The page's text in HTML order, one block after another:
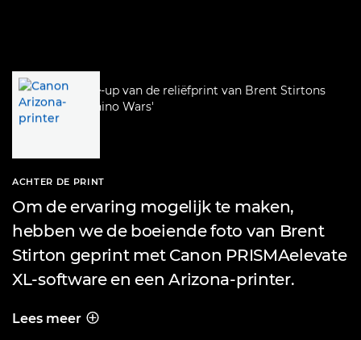
ACHTER DE PRINT
Om de ervaring mogelijk te maken,
hebben we de boeiende foto van Brent
Stirton geprint met Canon PRISMAelevate
XL-software en een Arizona-printer.
ACHTER DE PRINT
Lees meer